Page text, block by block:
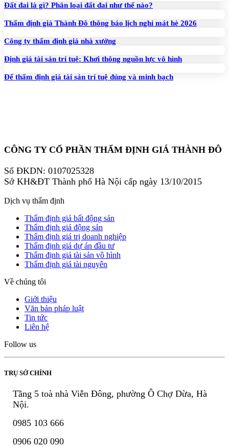
Đất đai là gì? Phân loại đất đai như thế nào?
Thẩm định giá Thành Đô thông báo lịch nghỉ mát hè 2026
Công ty thẩm định giá nhà xưởng
Định giá tài sản trí tuệ: Khơi thông nguồn lực vô hình
Để thẩm định giá tài sản trí tuệ đúng và minh bạch
CÔNG TY CỔ PHẦN THẨM ĐỊNH GIÁ THÀNH ĐÔ
Số ĐKDN: 0107025328
Sở KH&ĐT Thành phố Hà Nội cấp ngày 13/10/2015
Dịch vụ thẩm định
Thẩm định giá bất động sản
Thẩm định giá động sản
Thẩm định giá trị doanh nghiệp
Thẩm định giá dự án đầu tư
Thẩm định giá tài sản vô hình
Thẩm định giá tài nguyên
Về chúng tôi
Giới thiệu
Văn bản pháp luật
Tin tức
Liên hệ
Follow us
TRỤ SỞ CHÍNH
Tầng 5 toà nhà Viễn Đông, phường Ô Chợ Dừa, Hà
Nội.
0985 103 666
0906 020 090